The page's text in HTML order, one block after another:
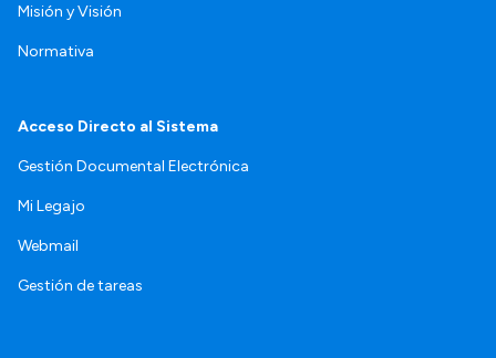
Misión y Visión
Normativa
Acceso Directo al Sistema
Gestión Documental Electrónica
Mi Legajo
Webmail
Gestión de tareas